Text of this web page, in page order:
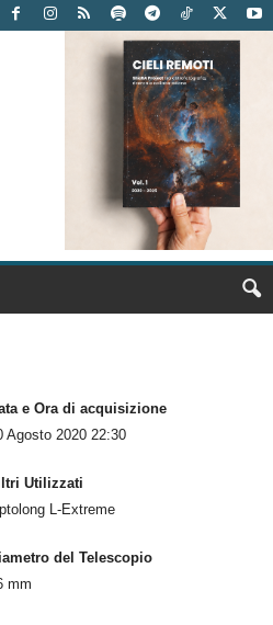
e Ora di acquisizione
Agosto 2020 22:30
Utilizzati
L-Extreme
del Telescopio
mm